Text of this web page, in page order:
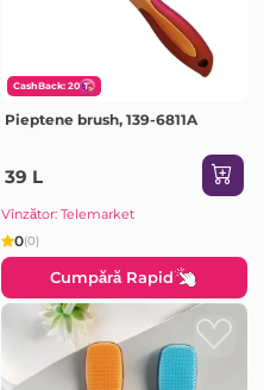
CashBack: 20
Pieptene brush, 139-6811A
39 L
Vînzător: Telemarket
0(0)
Cumpără Rapid